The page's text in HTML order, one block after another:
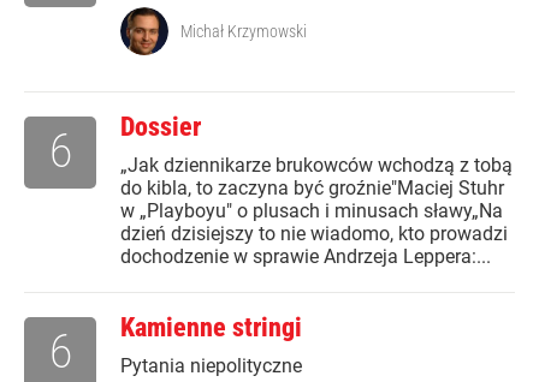
Michał Krzymowski
Dossier
„Jak dziennikarze brukowców wchodzą z tobą
do kibla, to zaczyna być groźnie"Maciej Stuhr
w „Playboyu" o plusach i minusach sławy„Na
dzień dzisiejszy to nie wiadomo, kto prowadzi
dochodzenie w sprawie Andrzeja Leppera:...
6
Kamienne stringi
Pytania niepolityczne
6